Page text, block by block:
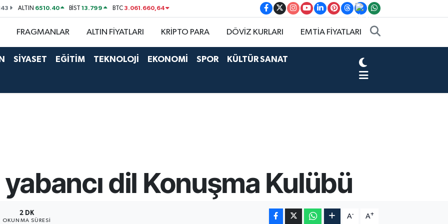
ALTIN 6510.40 BİST13.799 BTC3.061.660,64
FRAGMANLAR ALTIN FİYATLARI KRİPTO PARA DÖVİZ KURLARI EMTİA FİYATLARI
SİYASET EĞİTİM TEKNOLOJİ EKONOMİ SPOR KÜLTÜR SANAT
dil Konuşma Kulübü
2 DK
OKUNMA SÜRESI
A- A+